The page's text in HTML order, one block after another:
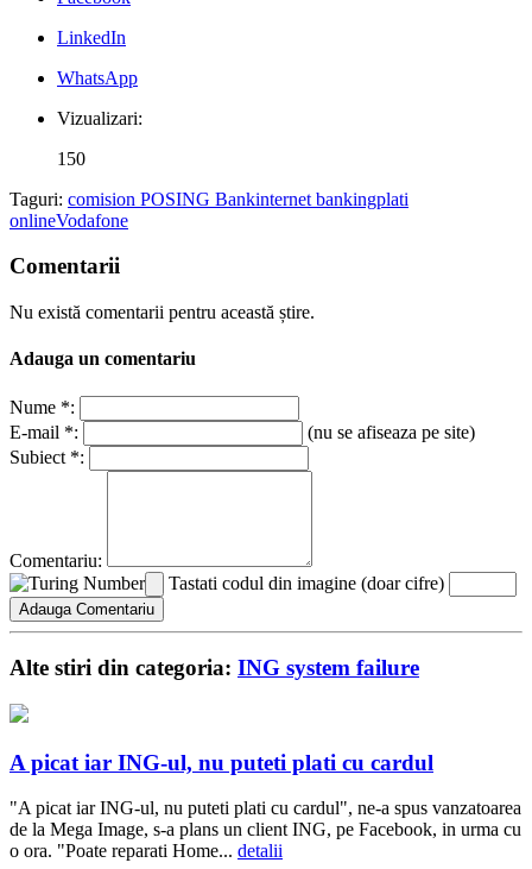
LinkedIn
WhatsApp
Vizualizari:
150
Taguri: comision POSING Bankinternet bankingplati
onlineVodafone
Comentarii
Nu există comentarii pentru această știre.
Adauga un comentariu
Nume *:
E-mail *:
(nu se afiseaza pe site)
Subiect *:
Comentariu:
Tastati codul din imagine (doar cifre)
Alte stiri din categoria: ING system failure
A picat iar ING-ul, nu puteti plati cu cardul
"A picat iar ING-ul, nu puteti plati cu cardul", ne-a spus vanzatoarea
de la Mega Image, s-a plans un client ING, pe Facebook, in urma cu
o ora. "Poate reparati Home... detalii